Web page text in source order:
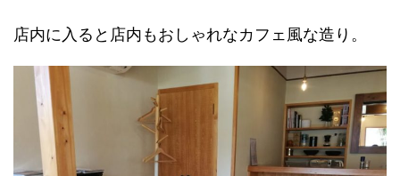
店内に入ると店内もおしゃれなカフェ風な造り。